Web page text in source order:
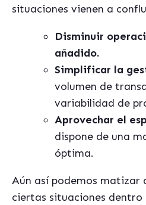
situaciones vienen a
Disminuir
añadido.
Simplificar la
volumen de
variabilidad de
Aprovechar el
dispone de una
óptima.
Aún así podemos matizar
ciertas situaciones dentro